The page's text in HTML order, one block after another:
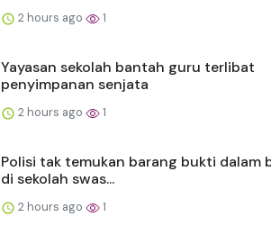
2 hours ago 1
Yayasan sekolah bantah guru terlibat
penyimpanan senjata
2 hours ago 1
Polisi tak temukan barang bukti dalam
di sekolah swas...
2 hours ago 1